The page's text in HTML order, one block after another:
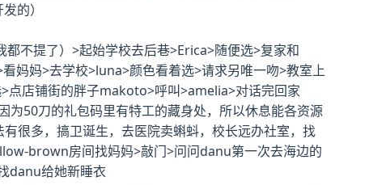
的）
不提了）>起始学校去后巷>Erica>随便选>复家和
妈妈>去学校>luna>颜色看着选>请求另唯一吻>教室上
点店铺街的胖子makoto>呼叫>amelia>对话完回家
50刀的礼包码里有特工的藏身处，所以休息能各资源
很多，搞卫诞生，去医院卖蝌蚪，校长远办社室，找
brown房间找妈妈>敲门>问问danu第一次去海边的
danu给她新睡衣